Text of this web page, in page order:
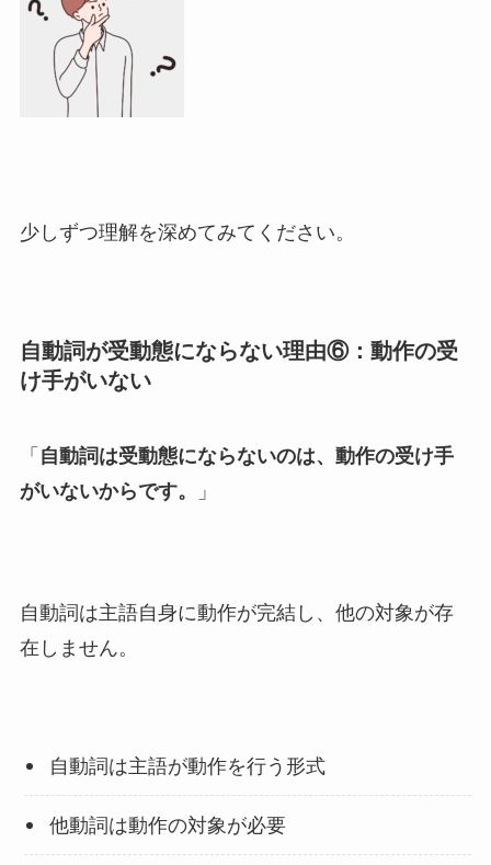
少しずつ理解を深めてみてください。
自動詞が受動態にならない理由⑥：動作の受
け手がいない
「 自動詞は受動態にならないのは、動作の受け手
がいないからです。
」
自動詞は主語自身に動作が完結し、他の対象が存
在しません。
自動詞は主語が動作を行う形式
他動詞は動作の対象が必要